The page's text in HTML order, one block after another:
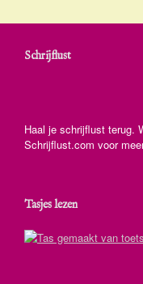
Schrijflust
Haal je schrijflust terug.
Schrijflust.com voor
Tasjes lezen